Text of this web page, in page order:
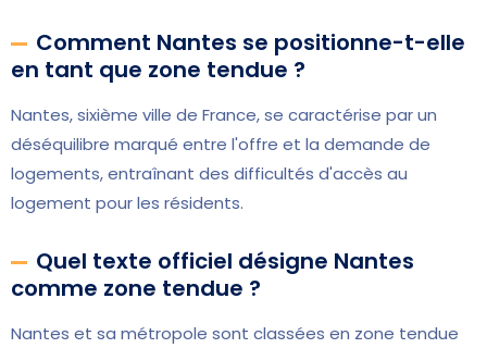
Comment Nantes se positionne-t-elle
en tant que zone tendue ?
Nantes, sixième ville de France, se caractérise par un
déséquilibre marqué entre l'offre et la demande de
logements, entraînant des difficultés d'accès au
logement pour les résidents.
Quel texte officiel désigne Nantes
comme zone tendue ?
Nantes et sa métropole sont classées en zone tendue